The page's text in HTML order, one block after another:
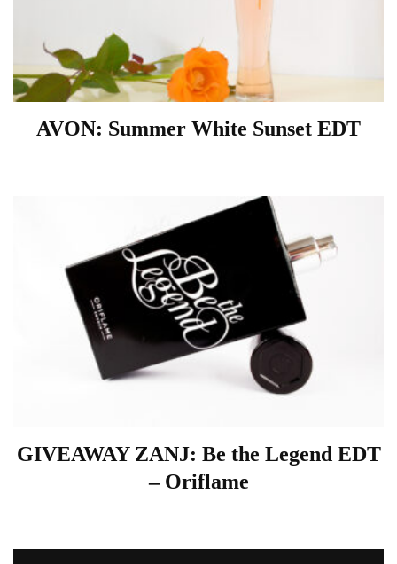
AVON: Summer White Sunset EDT
GIVEAWAY ZANJ: Be the Legend EDT
– Oriflame